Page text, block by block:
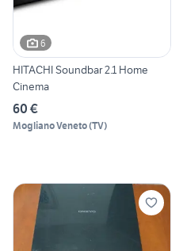
6
HITACHI Soundbar 2.1 Home
Cinema
60 €
Mogliano Veneto(TV)